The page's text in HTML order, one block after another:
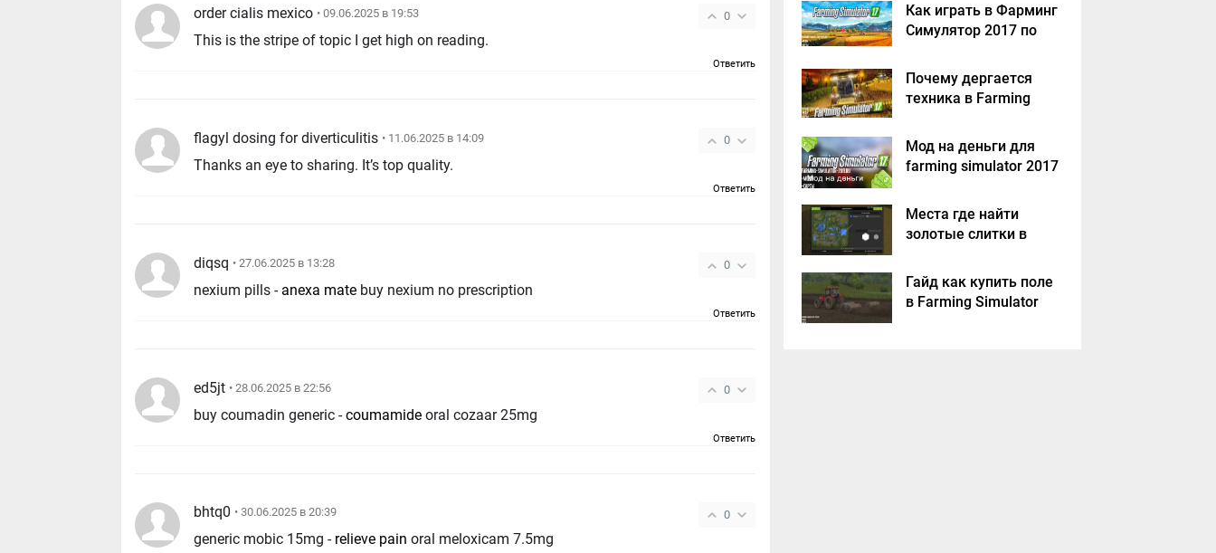
0
order cialis mexico • 09.06.2025 в 19:53
This is the stripe of topic I get high on reading.
Ответить
0
flagyl dosing for diverticulitis • 11.06.2025 в 14:09
Thanks an eye to sharing. It’s top quality.
Ответить
0
diqsq • 27.06.2025 в 13:28
nexium pills - anexa mate buy nexium no prescription
Ответить
0
ed5jt • 28.06.2025 в 22:56
buy coumadin generic -coumamide oral cozaar 25mg
Ответить
0
bhtq0 • 30.06.2025 в 20:39
generic mobic 15mg - relieve pain oral meloxicam 7.5mg
Как играть в Фарминг
Симулятор 2017 по
Почему дергается
техника в Farming
Мод на деньги для
farming simulator 2017
Места где найти
золотые слитки в
2017?
Гайд как купить поле
в Farming Simulator